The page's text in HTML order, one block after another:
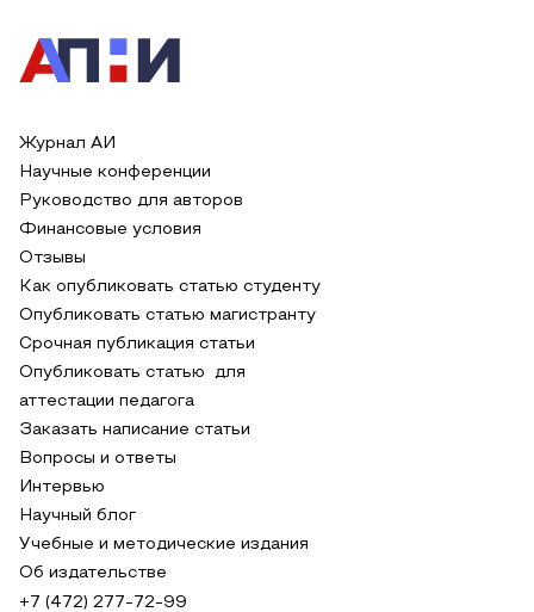
Журнал АИ
Научные конференции
Руководство для авторов
Финансовые условия
Отзывы
Как опубликовать статью студенту
Опубликовать статью магистранту
Срочная публикация статьи
Опубликовать статью для
аттестации педагога
Заказать написание статьи
Вопросы и ответы
Интервью
Научный блог
Учебные и методические издания
Об издательстве
+7 (472) 277-72-99